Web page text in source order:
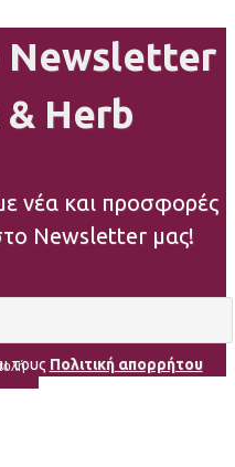
Newsletter
& Herb
νέα και προσφορές
Newsletter μας!
τους Πολιτική απορρήτου